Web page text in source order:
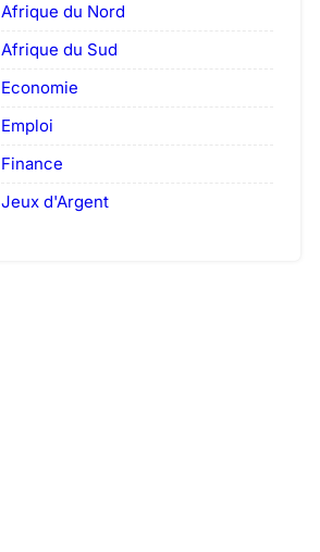
Afrique du Nord
Afrique du Sud
Economie
Emploi
Finance
Jeux d'Argent